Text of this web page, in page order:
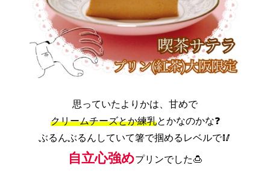
思っていたよりかは、甘めで
クリームチーズとか練乳とかなのかな❓
ぶるんぶるんしていて箸で掴めるレベルで🥢
自立心強めプリンでした🍮